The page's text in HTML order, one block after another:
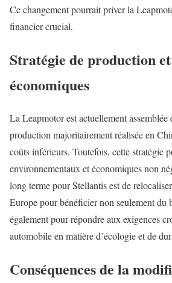
Ce changement pourrait priver la
financier crucial.
Stratégie de production
économiques
La Leapmotor est actuellement assemblée
production majoritairement réalisée en
coûts inférieurs. Toutefois, cette stratégie
environnementaux et économiques non
long terme pour Stellantis est de
Europe pour bénéficier non seulement du
également pour répondre aux exigences
automobile en matière d’écologie et de
Conséquences de la